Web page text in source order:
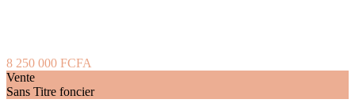
8 250 000 FCFA
Vente
Sans Titre foncier